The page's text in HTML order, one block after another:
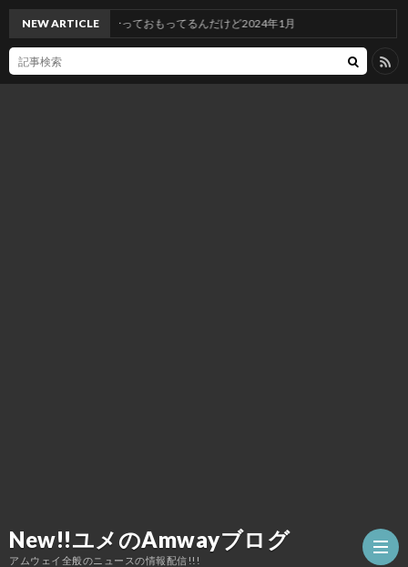
New!!ユメのAmwayブログ
アムウェイ全般のニュースの情報配信!!!
NEW ARTICLE
しないとなーっておもってるんだけど2024年1月